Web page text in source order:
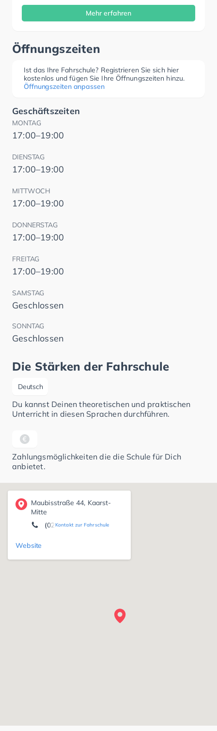
Mehr erfahren
Öffnungszeiten
Ist das Ihre Fahrschule? Registrieren Sie sich hier
kostenlos und fügen Sie Ihre Öffnungszeiten hinzu.
Öffnungszeiten anpassen
Geschäftszeiten
MONTAG
17:00–19:00
DIENSTAG
17:00–19:00
MITTWOCH
17:00–19:00
DONNERSTAG
17:00–19:00
FREITAG
17:00–19:00
SAMSTAG
Geschlossen
SONNTAG
Geschlossen
Die Stärken der Fahrschule
Deutsch
Du kannst Deinen theoretischen und praktischen
Unterricht in diesen Sprachen durchführen.
Zahlungsmöglichkeiten die die Schule für Dich
anbietet.
Maubisstraße 44, Kaarst-
Mitte
Kontakt zur Fahrschule
(02131) 66 68 39
Website